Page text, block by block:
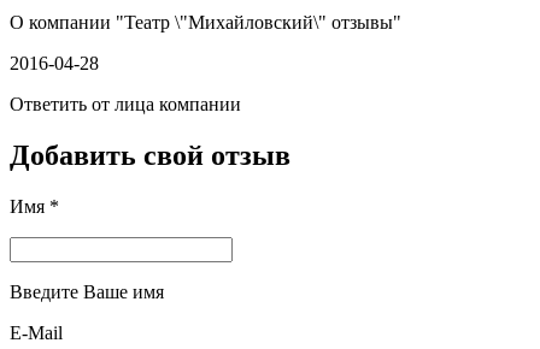
О компании "Театр \"Михайловский\" отзывы"
2016-04-28
Ответить от лица компании
Добавить свой отзыв
Имя *
Введите Ваше имя
E-Mail